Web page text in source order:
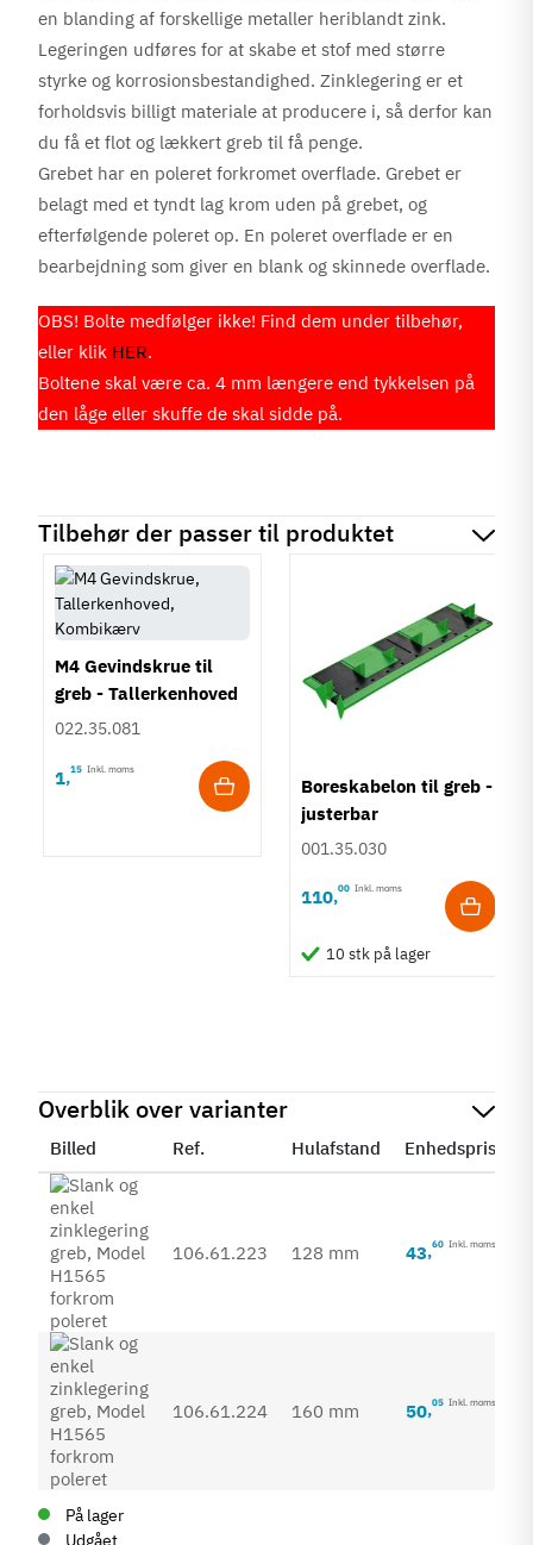
en blanding af forskellige metaller heriblandt zink.
Legeringen udføres for at skabe et stof med større
styrke og korrosionsbestandighed. Zinklegering er et
forholdsvis billigt materiale at producere i, så derfor kan
du få et flot og lækkert greb til få penge.
Grebet har en poleret forkromet overflade. Grebet er
belagt med et tyndt lag krom uden på grebet, og
efterfølgende poleret op. En poleret overflade er en
bearbejdning som giver en blank og skinnede overflade.
OBS! Bolte medfølger ikke! Find dem under tilbehør,
eller klik HER.
Boltene skal være ca. 4 mm længere end tykkelsen på
den låge eller skuffe de skal sidde på.
Tilbehør der passer til produktet
M4 Gevindskrue til
greb - Tallerkenhoved
- Krydskærv
022.35.081
1,15 Inkl. moms
Boreskabelon til greb -
justerbar
001.35.030
110,00 Inkl. moms
10 stk på lager
Overblik over varianter
Billed Ref. Hulafstand Enhedspris
106.61.223 128 mm 43,60 Inkl. moms
106.61.224 160 mm 50,05 Inkl. moms
På lager
Udgået